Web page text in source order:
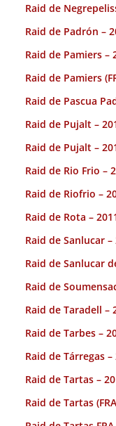
Raid de
Raid de Padrón –
Raid de Pamiers –
Raid de Pamiers
Raid de Pascua
Raid de Pujalt –
Raid de Pujalt –
Raid de Rio Frio –
Raid de Riofrio –
Raid de Rota –
Raid de Sanlucar –
Raid de Sanlucar
Raid de
Raid de Taradell –
Raid de Tarbes –
Raid de Tárregas –
Raid de Tartas –
Raid de Tartas